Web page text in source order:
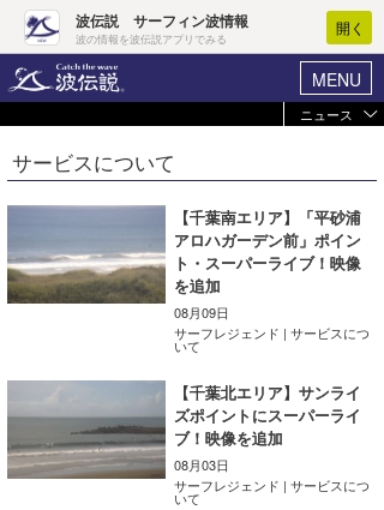
波伝説 サーフィン波情報
波の情報を波伝説アプリでみる
開く
MENU
ヘルプ マイホーム
ログイン
波情報･概況
波予想ツール
ニュース
サーフィンエリアガイド
サービスについて
【千葉南エリア】「平砂浦
アロハガーデン前」ポイン
ト・スーパーライブ！映像
を追加
08月09日
サーフレジェンド | サービスにつ
いて
【千葉北エリア】サンライ
ズポイントにスーパーライ
ブ！映像を追加
08月03日
サーフレジェンド | サービスにつ
いて
ニュース
Core Surf Japan
コンテスト
ファッション/グッズ
アート＆エンタメ
トラベル
ショップ情報